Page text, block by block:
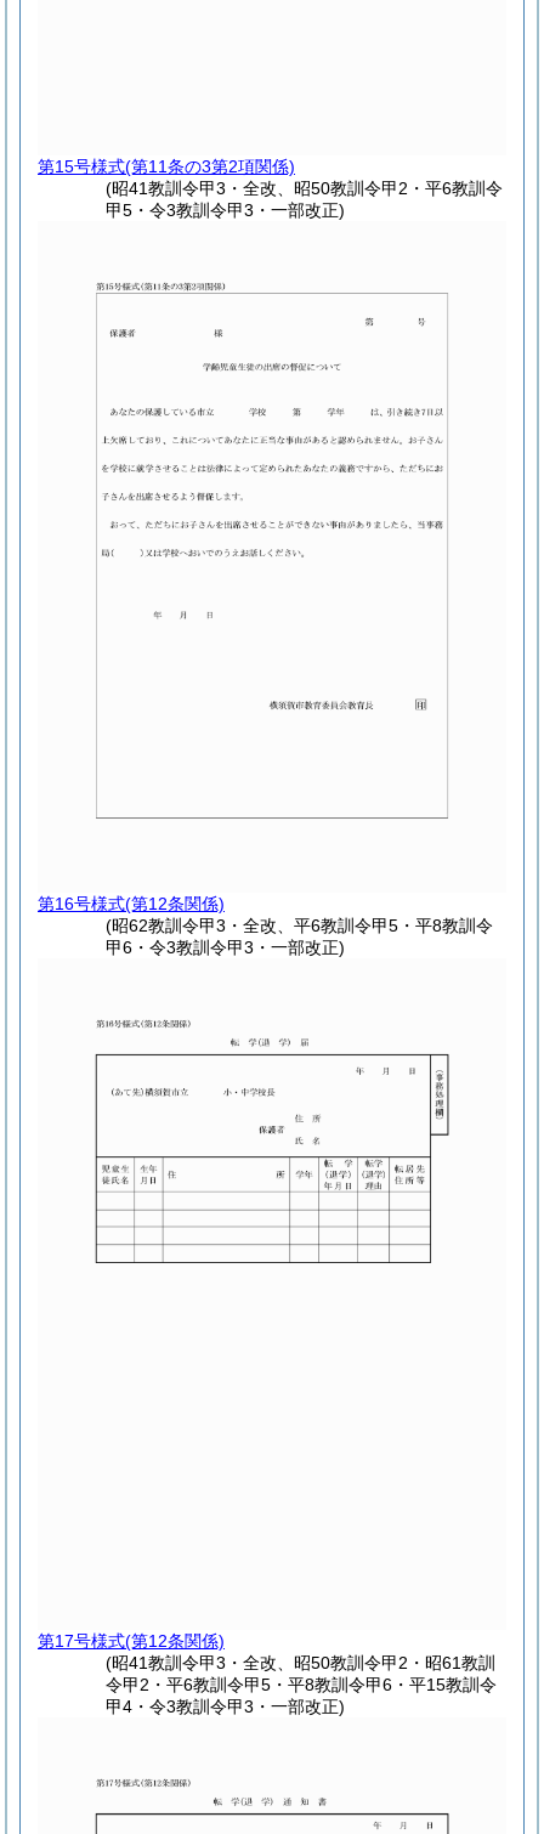
第15号様式(第11条の3第2項関係)
(昭41教訓令甲3・全改、昭50教訓令甲2・平6教訓令
甲5・令3教訓令甲3・一部改正)
第16号様式(第12条関係)
(昭62教訓令甲3・全改、平6教訓令甲5・平8教訓令
甲6・令3教訓令甲3・一部改正)
第17号様式(第12条関係)
(昭41教訓令甲3・全改、昭50教訓令甲2・昭61教訓
令甲2・平6教訓令甲5・平8教訓令甲6・平15教訓令
甲4・令3教訓令甲3・一部改正)